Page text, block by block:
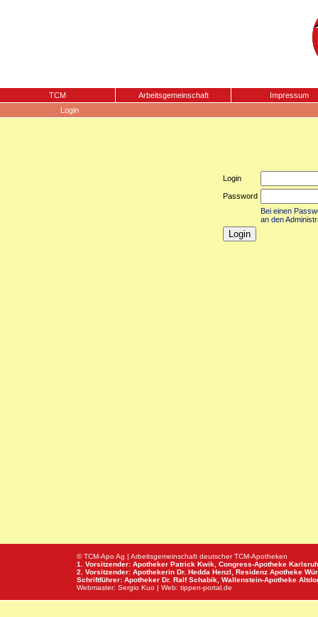
TCM Arbeitsgemeinschaft
Impressum
Login
Login
Password
Bei einen
an den
© TCM-Apo Ag | Arbeitsgemeinschaft deutscher TCM-Apotheken
1. Vorsitzender: Apotheker Patrick Kwik, Congress-Apotheke
2. Vorsitzender: Apothekerin Dr. Hedda Henzl, Residenz Apotheke
Schriftführer: Apotheker Dr. Ralf Schabik, Wallenstein-Apotheke
Webmaster: Sergio Kuo | Web: tippen-portal.de